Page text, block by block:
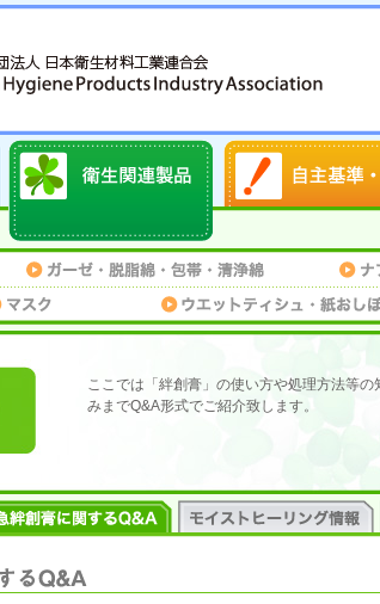
ここでは「絆創膏」の使い方や処理方法等
みまでQ&A形式でご紹介致します。